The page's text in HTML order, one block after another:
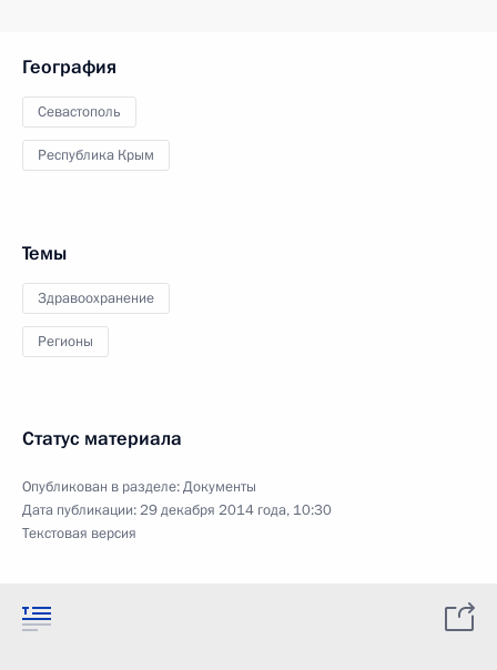
География
Севастополь
Республика Крым
Темы
Здравоохранение
Регионы
Статус материала
Опубликован в разделе:Документы
Дата публикации:29 декабря 2014 года, 10:30
Текстовая версия